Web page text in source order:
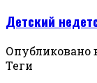
Детский
Опубликовано
Теги